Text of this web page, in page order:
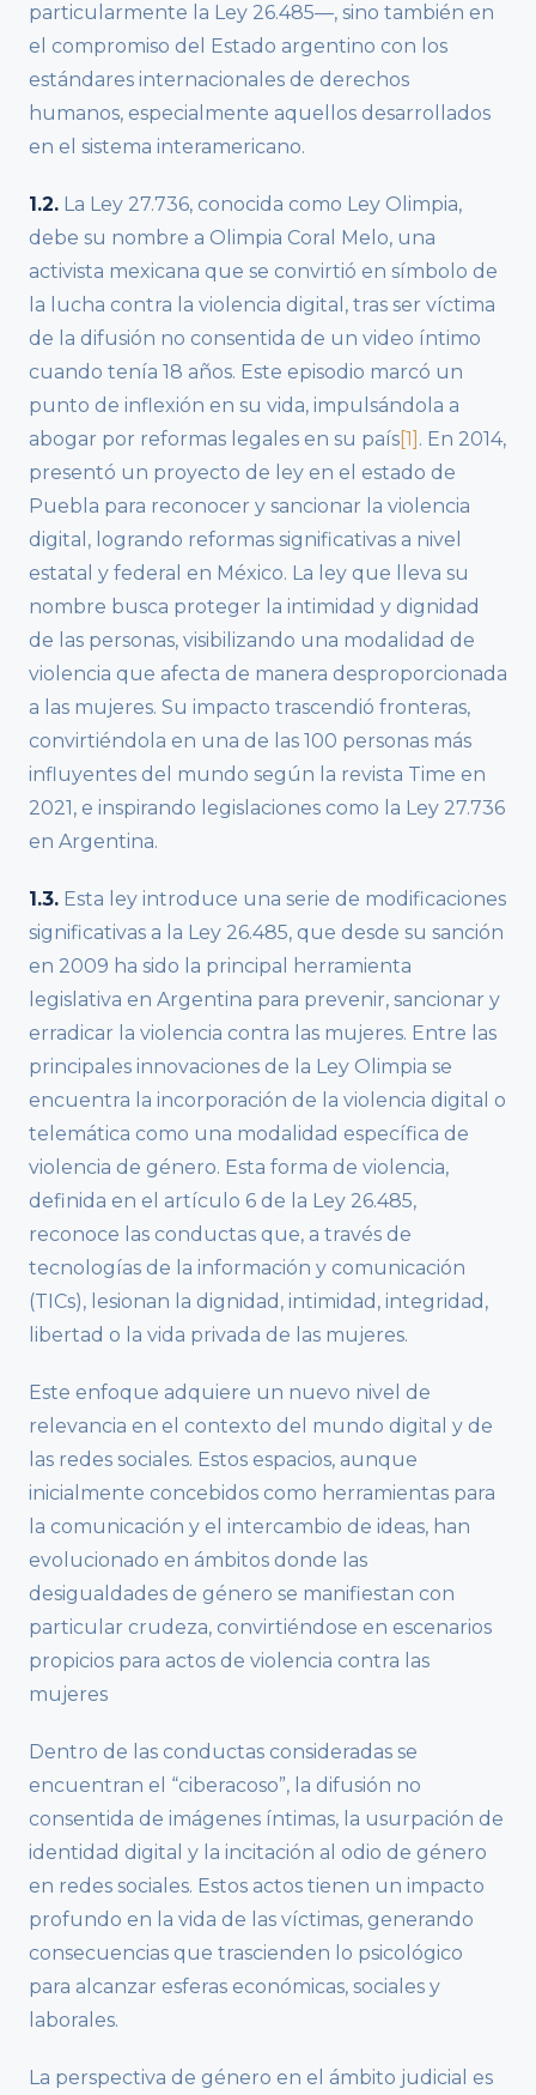
particularmente la Ley 26.485—, sino también en
el compromiso del Estado argentino con los
estándares internacionales de derechos
humanos, especialmente aquellos desarrollados
en el sistema interamericano.
1.2. La Ley 27.736, conocida como Ley Olimpia,
debe su nombre a Olimpia Coral Melo, una
activista mexicana que se convirtió en símbolo de
la lucha contra la violencia digital, tras ser víctima
de la difusión no consentida de un video íntimo
cuando tenía 18 años. Este episodio marcó un
punto de inflexión en su vida, impulsándola a
abogar por reformas legales en su país[1] . En 2014,
presentó un proyecto de ley en el estado de
Puebla para reconocer y sancionar la violencia
digital, logrando reformas significativas a nivel
estatal y federal en México. La ley que lleva su
nombre busca proteger la intimidad y dignidad
de las personas, visibilizando una modalidad de
violencia que afecta de manera desproporcionada
a las mujeres. Su impacto trascendió fronteras,
convirtiéndola en una de las 100 personas más
influyentes del mundo según la revista Time en
2021, e inspirando legislaciones como la Ley 27.736
en Argentina.
1.3. Esta ley introduce una serie de modificaciones
significativas a la Ley 26.485, que desde su sanción
en 2009 ha sido la principal herramienta
legislativa en Argentina para prevenir, sancionar y
erradicar la violencia contra las mujeres. Entre las
principales innovaciones de la Ley Olimpia se
encuentra la incorporación de la violencia digital o
telemática como una modalidad específica de
violencia de género. Esta forma de violencia,
definida en el artículo 6 de la Ley 26.485,
reconoce las conductas que, a través de
tecnologías de la información y comunicación
(TICs), lesionan la dignidad, intimidad, integridad,
libertad o la vida privada de las mujeres.
Este enfoque adquiere un nuevo nivel de
relevancia en el contexto del mundo digital y de
las redes sociales. Estos espacios, aunque
inicialmente concebidos como herramientas para
la comunicación y el intercambio de ideas, han
evolucionado en ámbitos donde las
desigualdades de género se manifiestan con
particular crudeza, convirtiéndose en escenarios
propicios para actos de violencia contra las
mujeres
Dentro de las conductas consideradas se
encuentran el “ciberacoso”, la difusión no
consentida de imágenes íntimas, la usurpación de
identidad digital y la incitación al odio de género
en redes sociales. Estos actos tienen un impacto
profundo en la vida de las víctimas, generando
consecuencias que trascienden lo psicológico
para alcanzar esferas económicas, sociales y
laborales.
La perspectiva de género en el ámbito judicial es